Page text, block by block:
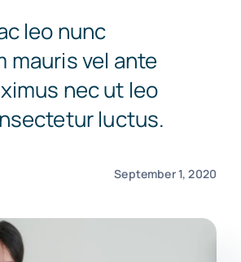
Contact Us
leo nunc
mauris vel ante
nec ut leo
luctus.
September 1, 2020